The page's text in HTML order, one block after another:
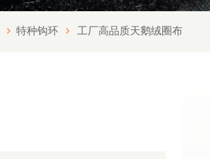
特种钩环 工厂高品质天鹅绒圈布